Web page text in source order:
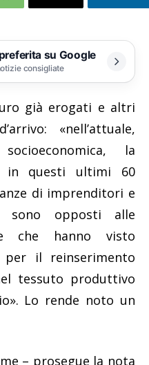
su Google
consigliate
già erogati e altri
«nell’attuale,
la
in questi ultimi 60
di imprenditori e
opposti alle
che hanno visto
per il reinserimento
tessuto produttivo
Lo rende noto un
– prosegue la nota